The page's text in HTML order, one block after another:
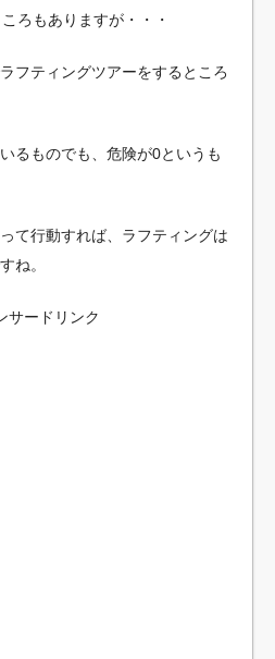
ろもありますが・・・
フティングツアーをするところ
るものでも、危険が0というも
て行動すれば、ラフティングは
ね。
サードリンク